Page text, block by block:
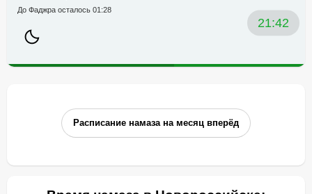
21:42
До Фаджра осталось 01:28
Расписание намаза на месяц вперёд